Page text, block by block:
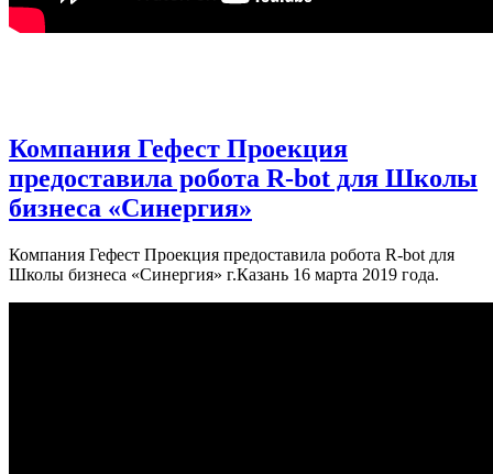
Компания Гефест Проекция
предоставила робота R-bot для Школы
бизнеса «Синергия»
Компания Гефест Проекция предоставила робота R-bot для
Школы бизнеса «Синергия» г.Казань 16 марта 2019 года.